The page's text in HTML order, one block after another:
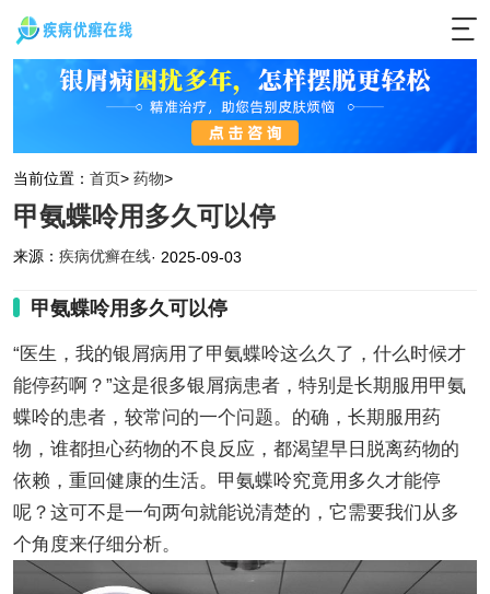
当前位置： 首页> 药物>
甲氨蝶呤用多久可以停
来源： 疾病优癣在线· 2025-09-03
甲氨蝶呤用多久可以停
“医生，我的银屑病用了甲氨蝶呤这么久了，什么时候才
能停药啊？”这是很多银屑病患者，特别是长期服用甲氨
蝶呤的患者，较常问的一个问题。的确，长期服用药
物，谁都担心药物的不良反应，都渴望早日脱离药物的
依赖，重回健康的生活。甲氨蝶呤究竟用多久才能停
呢？这可不是一句两句就能说清楚的，它需要我们从多
个角度来仔细分析。